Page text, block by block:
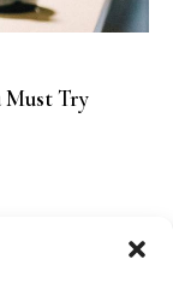
Must Try